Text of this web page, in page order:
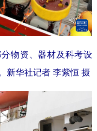
物资、器材及科考设
新华社记者 李紫恒 摄